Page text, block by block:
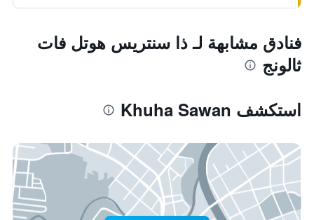
فنادق مشابهة لـ ذا سنتريس هوتل فات
ثالونج
استكشف Khuha Sawan